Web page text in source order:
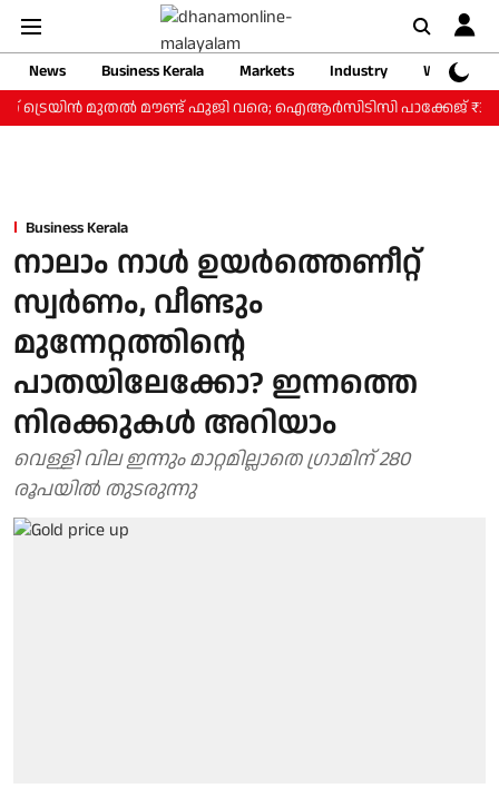
News Business Kerala Markets Industry
Web
ട്രെയിന്‍ മുതല്‍ മൗണ്ട് ഫുജി വരെ; ഐആര്‍സിടിസി പാക്കേജ്
Business Kerala
നാലാം നാള്‍ ഉയര്‍ത്തെണീറ്റ്
സ്വര്‍ണം, വീണ്ടും
മുന്നേറ്റത്തിന്റെ
പാതയിലേക്കോ? ഇന്നത്തെ
നിരക്കുകള്‍ അറിയാം
വെള്ളി വില ഇന്നും മാറ്റമില്ലാതെ ഗ്രാമിന് 280
രൂപയില്‍ തുടരുന്നു